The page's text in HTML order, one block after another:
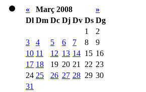
« Març 2008
»
Dl Dm Dc Dj Dv Ds Dg
1
2
3
4 5 6 7 8
9
10 11 12 13 14 15 16
17 18 19 20 21 22 23
24 25 26 27 28 29 30
31